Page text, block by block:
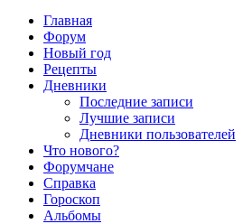
Главная
Форум
Новый год
Рецепты
Дневники
Последние записи
Лучшие записи
Дневники пользователей
Что нового?
Форумчане
Справка
Гороскоп
Альбомы